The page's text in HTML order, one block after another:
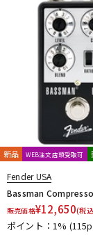
新品 WEB注文店頭受取可
Fender USA
Bassman
販売価格¥12,650(税
ポイント：1%